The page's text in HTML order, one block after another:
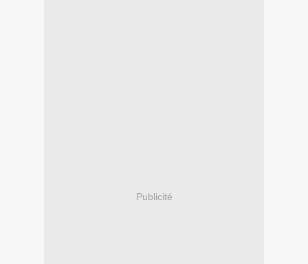
Publicité